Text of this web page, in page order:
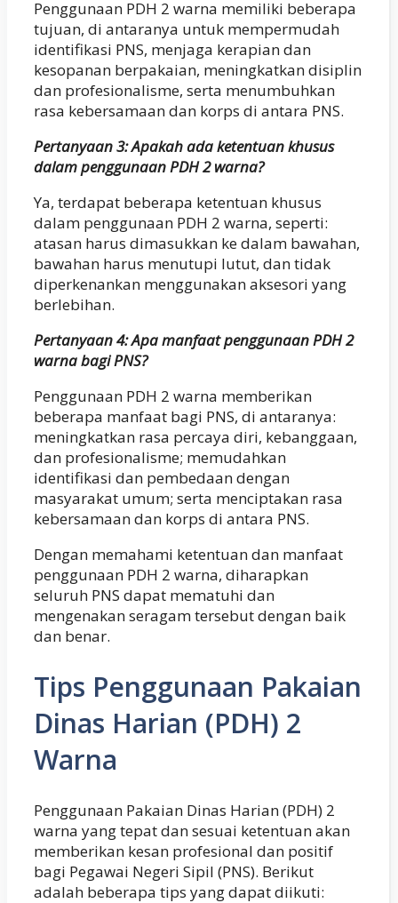
Penggunaan PDH 2 warna memiliki beberapa
tujuan, di antaranya untuk mempermudah
identifikasi PNS, menjaga kerapian dan
kesopanan berpakaian, meningkatkan disiplin
dan profesionalisme, serta menumbuhkan
rasa kebersamaan dan korps di antara PNS.
Pertanyaan 3: Apakah ada ketentuan khusus
dalam penggunaan PDH 2 warna?
Ya, terdapat beberapa ketentuan khusus
dalam penggunaan PDH 2 warna, seperti:
atasan harus dimasukkan ke dalam bawahan,
bawahan harus menutupi lutut, dan tidak
diperkenankan menggunakan aksesori yang
berlebihan.
Pertanyaan 4: Apa manfaat penggunaan PDH 2
warna bagi PNS?
Penggunaan PDH 2 warna memberikan
beberapa manfaat bagi PNS, di antaranya:
meningkatkan rasa percaya diri, kebanggaan,
dan profesionalisme; memudahkan
identifikasi dan pembedaan dengan
masyarakat umum; serta menciptakan rasa
kebersamaan dan korps di antara PNS.
Dengan memahami ketentuan dan manfaat
penggunaan PDH 2 warna, diharapkan
seluruh PNS dapat mematuhi dan
mengenakan seragam tersebut dengan baik
dan benar.
Tips Penggunaan Pakaian
Dinas Harian (PDH) 2
Warna
Penggunaan Pakaian Dinas Harian (PDH) 2
warna yang tepat dan sesuai ketentuan akan
memberikan kesan profesional dan positif
bagi Pegawai Negeri Sipil (PNS). Berikut
adalah beberapa tips yang dapat diikuti: